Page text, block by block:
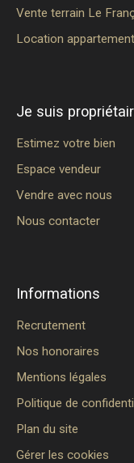
Vente terrain Le
Location
Je suis
Estimez votre bien
Espace vendeur
Vendre avec nous
Nous contacter
Informations
Recrutement
Nos honoraires
Mentions légales
Politique de
Plan du site
Gérer les cookies